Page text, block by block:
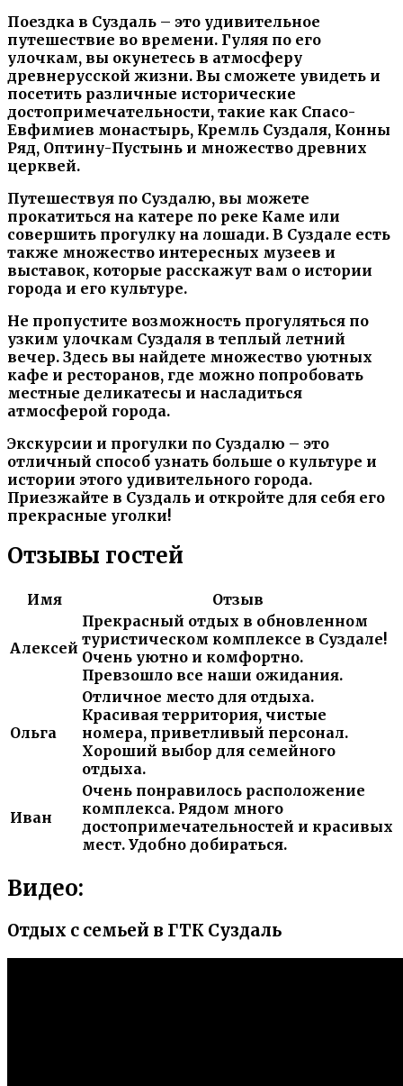
Поездка в Суздаль – это удивительное
путешествие во времени. Гуляя по его
улочкам, вы окунетесь в атмосферу
древнерусской жизни. Вы сможете увидеть и
посетить различные исторические
достопримечательности, такие как Спасо-
Евфимиев монастырь, Кремль Суздаля, Конны
Ряд, Оптину-Пустынь и множество древних
церквей.
Путешествуя по Суздалю, вы можете
прокатиться на катере по реке Каме или
совершить прогулку на лошади. В Суздале есть
также множество интересных музеев и
выставок, которые расскажут вам о истории
города и его культуре.
Не пропустите возможность прогуляться по
узким улочкам Суздаля в теплый летний
вечер. Здесь вы найдете множество уютных
кафе и ресторанов, где можно попробовать
местные деликатесы и насладиться
атмосферой города.
Экскурсии и прогулки по Суздалю – это
отличный способ узнать больше о культуре и
истории этого удивительного города.
Приезжайте в Суздаль и откройте для себя его
прекрасные уголки!
Отзывы гостей
Имя Отзыв
Алексей
Прекрасный отдых в обновленном
туристическом комплексе в Суздале!
Очень уютно и комфортно.
Превзошло все наши ожидания.
Ольга
Отличное место для отдыха.
Красивая территория, чистые
номера, приветливый персонал.
Хороший выбор для семейного
отдыха.
Иван
Очень понравилось расположение
комплекса. Рядом много
достопримечательностей и красивых
мест. Удобно добираться.
Видео:
Отдых с семьей в ГТК Суздаль